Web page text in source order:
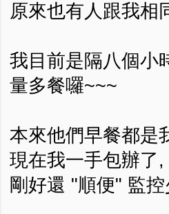
原來也有人跟我相
我目前是隔八個小
量多餐囉~~~
本來他們早餐都是
現在我一手包辦了
剛好還 "順便" 監